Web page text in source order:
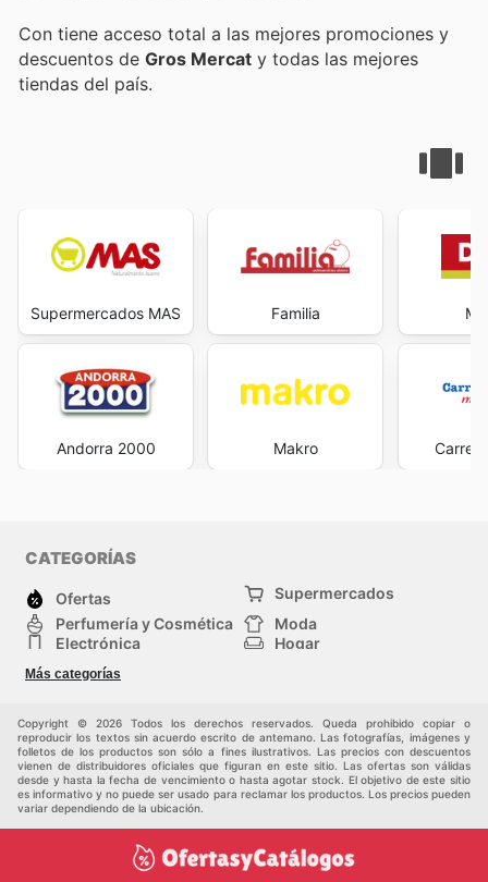
Con tiene acceso total a las mejores promociones y
descuentos de Gros Mercat y todas las mejores
tiendas del país.
Supermercados MAS
Andorra 2000
Familia
Makro
CATEGORÍAS
Ofertas
Supermercados
Perfumería y Cosmética
Moda
Electrónica
Hogar
Deporte
Juguetes y bebés
Más categorías
Copyright © 2026 Todos los derechos reservados. Queda prohibido copiar o
reproducir los textos sin acuerdo escrito de antemano. Las fotografías, imágenes y
folletos de los productos son sólo a fines ilustrativos. Las precios con descuentos
vienen de distribuidores oficiales que figuran en este sitio. Las ofertas son válidas
desde y hasta la fecha de vencimiento o hasta agotar stock. El objetivo de este sitio
es informativo y no puede ser usado para reclamar los productos. Los precios pueden
variar dependiendo de la ubicación.